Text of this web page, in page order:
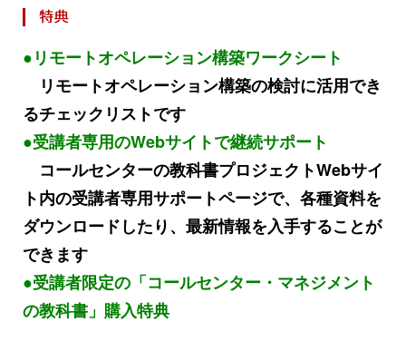
●リモートオペレーション構築ワークシート
リモートオペレーション構築の検討に活用でき
るチェックリストです
●受講者専用のWebサイトで継続サポート
コールセンターの教科書プロジェクトWebサイ
ト内の受講者専用サポートページで、各種資料を
ダウンロードしたり、最新情報を入手することが
できます
●受講者限定の「コールセンター・マネジメント
の教科書」購入特典